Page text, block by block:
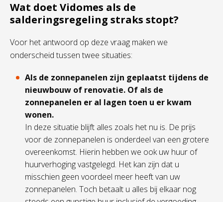
Wat doet Vidomes als de
salderingsregeling straks stopt?
Voor het antwoord op deze vraag maken we
onderscheid tussen twee situaties:
Als de zonnepanelen zijn geplaatst tijdens de
nieuwbouw of renovatie. Of als de
zonnepanelen er al lagen toen u er kwam
wonen.
In deze situatie blijft alles zoals het nu is. De prijs
voor de zonnepanelen is onderdeel van een grotere
overeenkomst. Hierin hebben we ook uw huur of
huurverhoging vastgelegd. Het kan zijn dat u
misschien geen voordeel meer heeft van uw
zonnepanelen. Toch betaalt u alles bij elkaar nog